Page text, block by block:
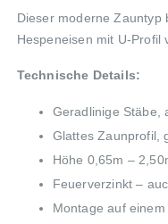
Dieser moderne Zauntyp
Hespeneisen mit U-Profil
Technische Details:
Geradlinige Stäbe,
Glattes Zaunprofil,
Höhe 0,65m –
Feuerverzinkt –
Montage auf